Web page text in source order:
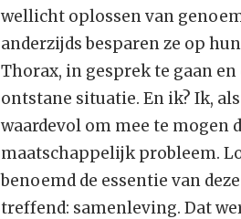
wellicht oplossen van
anderzijds besparen ze op
Thorax, in gesprek te gaan
ontstane situatie. En ik? Ik,
waardevol om mee te mogen
maatschappelijk probleem.
benoemd de essentie van
treffend: samenleving. Dat